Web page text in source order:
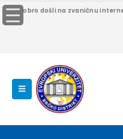
Dobro došli na zvaničnu